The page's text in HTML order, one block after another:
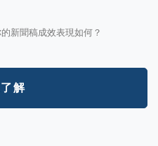
新聞稿成效表現如何？
解